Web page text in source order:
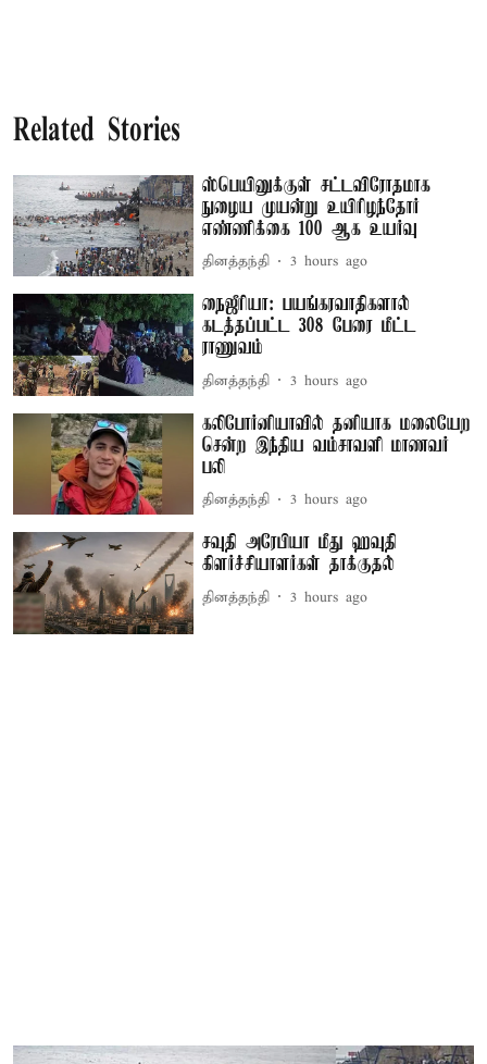
Related Stories
ஸ்பெயினுக்குள் சட்டவிரோதமாக
நுழைய முயன்று உயிரிழந்தோர்
எண்ணிக்கை 100 ஆக உயர்வு
தினத்தந்தி 3 hours ago
நைஜீரியா: பயங்கரவாதிகளால்
கடத்தப்பட்ட 308 பேரை மீட்ட
ராணுவம்
தினத்தந்தி 3 hours ago
கலிபோர்னியாவில் தனியாக மலையேற
சென்ற இந்திய வம்சாவளி மாணவர்
பலி
தினத்தந்தி 3 hours ago
சவுதி அரேபியா மீது ஹவுதி
கிளர்ச்சியாளர்கள் தாக்குதல்
தினத்தந்தி 3 hours ago